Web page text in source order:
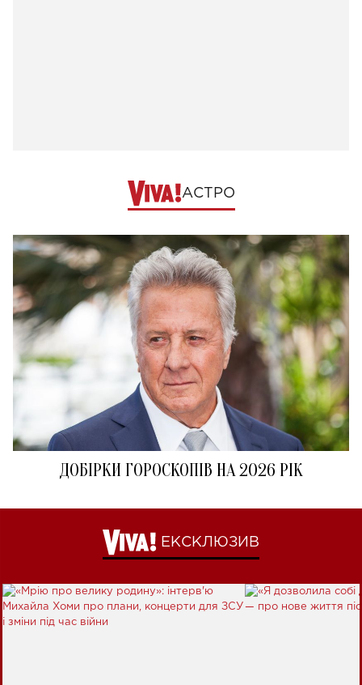
АСТРО
ДОБІРКИ ГОРОСКОПІВ НА 2026 РІК
ЕКСКЛЮЗИВ